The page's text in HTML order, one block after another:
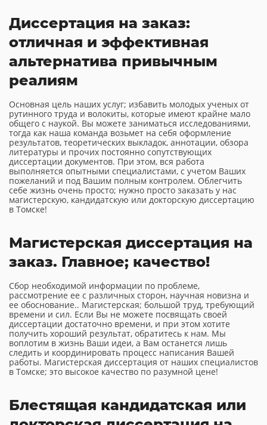
Диссертация на заказ:
отличная и эффективная
альтернатива привычным
реалиям
Основная цель наших услуг; избавить молодых ученых от
рутинного труда и волокиты, которые имеют крайне мало
общего с наукой. Вы можете заниматься исследованиями,
тогда как наша команда возьмет на себя оформление
результатов, теоретических выкладок, аннотации, обзора
литературы и прочих постоянно сопутствующих
диссертации документов. При этом, вся работа
выполняется опытными специалистами, с учетом Ваших
пожеланий и под Вашим полным контролем. Облегчить
себе жизнь очень просто; нужно просто заказать у нас
магистерскую, кандидатскую или докторскую диссертацию
в Томске!
Магистерская диссертация на
заказ. Главное; качество!
Сбор необходимой информации по проблеме,
рассмотрение ее с различных сторон, научная новизна и
ее обоснование.. Магистерская; большой труд, требующий
времени и сил. Если Вы не можете посвящать своей
диссертации достаточно времени, и при этом хотите
получить хороший результат, обратитесь к нам. Мы
воплотим в жизнь Ваши идеи, а Вам останется лишь
следить и координировать процесс написания Вашей
работы. Магистерская диссертация от наших специалистов
в Томске; это высокое качество по разумной цене!
Блестящая кандидатская или